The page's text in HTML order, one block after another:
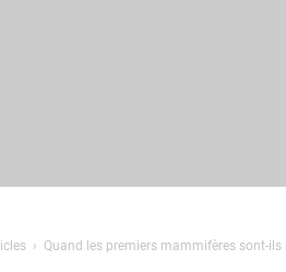
Quand les premiers mammifères sont-ils